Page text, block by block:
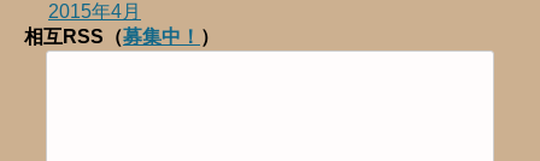
2015年4月
相互RSS（募集中！ ）